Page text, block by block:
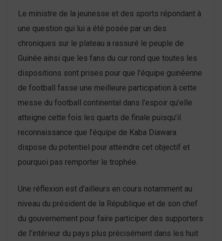
Le ministre de la jeunesse et des sports répondant à
une question qui lui a été posée par un des
chroniques sur le plateau a rassuré le peuple de
Guinée ainsi que les fans du cur rond que toutes les
dispositions sont prises pour que l’équipe guinéenne
de football fasse une meilleure participation à cette
messe du football continental dans l’espoir qu’elle
atteigne cette fois les quarts de finale puisqu’il
reconnaissance que l’équipe de Kaba Diawara
dispose du potentiel pour atteindre cet objectif et
pourquoi pas remporter le trophée.
Une réflexion est d’ailleurs en cours notamment au
niveau du président de la République et de son chef
du gouvernement pour faire participer des supporters
de l’intérieur du pays plus précisément dans les huit